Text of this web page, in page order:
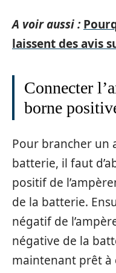
A voir aussi :
laissent des avis
Connecter
borne
Pour brancher un
batterie, il faut
positif de
de la batterie.
négatif de
négative de la
maintenant prêt à